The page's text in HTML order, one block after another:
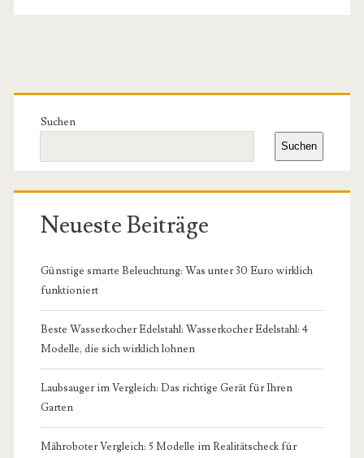
kleiner
Primäre
Seitenleiste
Suchen
Suchen
Neueste Beiträge
Günstige smarte Beleuchtung: Was unter 30 Euro wirklich
funktioniert
Beste Wasserkocher Edelstahl: Wasserkocher Edelstahl: 4
Modelle, die sich wirklich lohnen
Laubsauger im Vergleich: Das richtige Gerät für Ihren
Garten
Mähroboter Vergleich: 5 Modelle im Realitätscheck für